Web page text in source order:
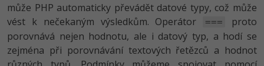
může PHP automaticky převádět datové typy, což může
vést k nečekaným výsledkům. Operátor
===
proto
porovnává nejen hodnotu, ale i datový typ, a hodí se
zejména při porovnávání textových řetězců a hodnot